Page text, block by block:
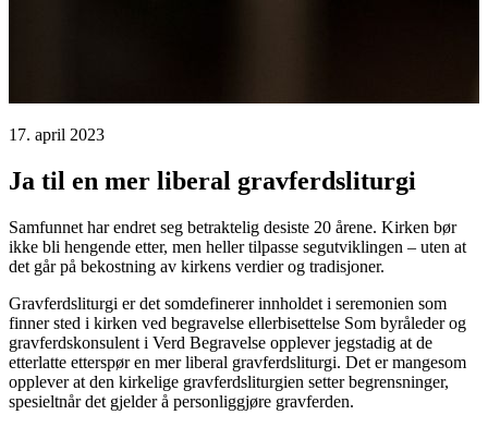
17. april 2023
Ja til en mer liberal gravferdsliturgi
Samfunnet har endret seg betraktelig desiste 20 årene. Kirken bør
ikke bli hengende etter, men heller tilpasse segutviklingen – uten at
det går på bekostning av kirkens verdier og tradisjoner.
Gravferdsliturgi er det somdefinerer innholdet i seremonien som
finner sted i kirken ved begravelse ellerbisettelse Som byråleder og
gravferdskonsulent i Verd Begravelse opplever jegstadig at de
etterlatte etterspør en mer liberal gravferdsliturgi. Det er mangesom
opplever at den kirkelige gravferdsliturgien setter begrensninger,
spesieltnår det gjelder å personliggjøre gravferden.